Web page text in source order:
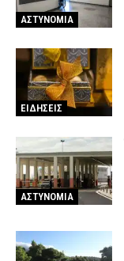
ΑΣΤΥΝΟΜΙΑ
ΕΙΔΗΣΕΙΣ
ΑΣΤΥΝΟΜΙΑ